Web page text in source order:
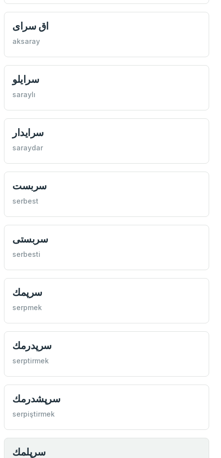
اق سرای
aksaray
سرايلو
saraylı
سرايدار
saraydar
سربست
serbest
سربستی
serbesti
سرپمك
serpmek
سرپدرمك
serptirmek
سرپشدرمك
serpiştirmek
سرپلمك